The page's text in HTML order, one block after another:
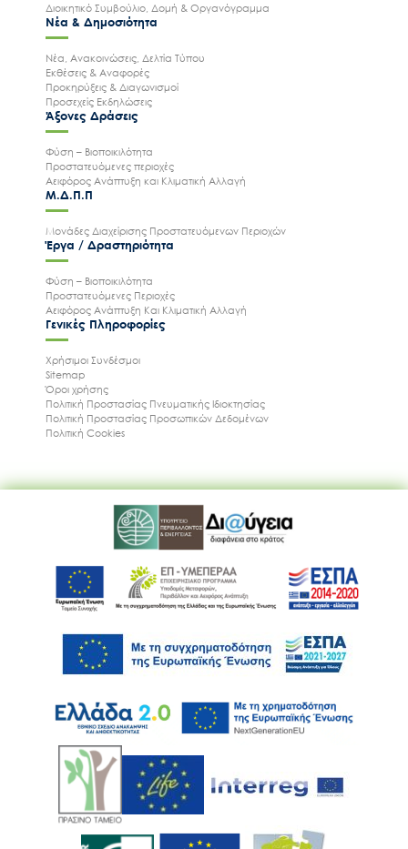
Διοικητικό Συμβούλιο, Δομή & Οργανόγραμμα
Νέα & Δημοσιότητα
Νέα, Ανακοινώσεις, Δελτία Τύπου
Εκθέσεις & Αναφορές
Προκηρύξεις & Διαγωνισμοί
Προσεχείς Εκδηλώσεις
Άξονες Δράσεις
Φύση – Βιοποικιλότητα
Προστατευόμενες περιοχές
Αειφόρος Ανάπτυξη και Κλιματική Αλλαγή
Μ.Δ.Π.Π
Μονάδες Διαχείρισης Προστατευόμενων Περιοχών
Έργα / Δραστηριότητα
Φύση – Βιοποικιλότητα
Προστατευόμενες Περιοχές
Αειφόρος Ανάπτυξη Και Κλιματική Αλλαγή
Γενικές Πληροφορίες
Χρήσιμοι Συνδέσμοι
Sitemap
Όροι χρήσης
Πολιτική Προστασίας Πνευματικής Ιδιοκτησίας
Πολιτική Προστασίας Προσωπικών Δεδομένων
Πολιτική Cookies